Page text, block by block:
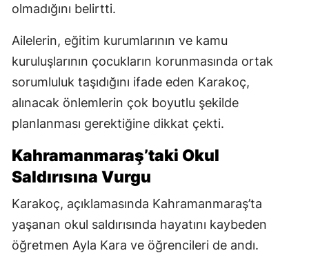
olmadığını belirtti.
Ailelerin, eğitim kurumlarının ve kamu
kuruluşlarının çocukların korunmasında ortak
sorumluluk taşıdığını ifade eden Karakoç,
alınacak önlemlerin çok boyutlu şekilde
planlanması gerektiğine dikkat çekti.
Kahramanmaraş’taki Okul
Saldırısına Vurgu
Karakoç, açıklamasında Kahramanmaraş’ta
yaşanan okul saldırısında hayatını kaybeden
öğretmen Ayla Kara ve öğrencileri de andı.